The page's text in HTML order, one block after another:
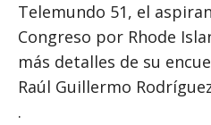
Telemundo 51, el
Congreso por Rhode
más detalles de su
Raúl Guillermo
.